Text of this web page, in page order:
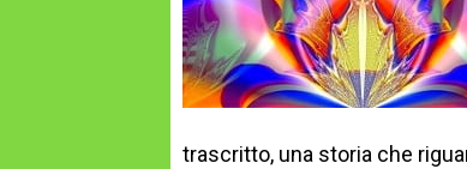
trascritto, una storia che